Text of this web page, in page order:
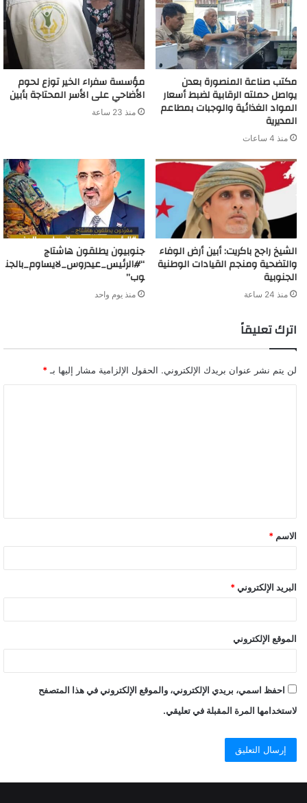
مكتب صناعة المنصورة بعدن
يواصل حملته الرقابية لضبط أسعار
المواد الغذائية والوجبات بمطاعم
المديرية
منذ 4 ساعات
مؤسسة سفراء الخير توزع لحوم
الأضاحي على الأسر المحتاجة بأبين
منذ 23 ساعة
الشيخ راجح باكريت: أبين أرض الوفاء
والتضحية ومنجم القيادات الوطنية
الجنوبية
منذ 24 ساعة
جنوبيون يطلقون هاشتاج
“#الرئيس_عيدروس_لايساوم_بالجن
وب”
منذ يوم واحد
اترك تعليقاً
لن يتم نشر عنوان بريدك الإلكتروني. الحقول الإلزامية مشار إليها بـ *
ق
الاسم *
البريد الإلكتروني *
الموقع الإلكتروني
احفظ اسمي، بريدي الإلكتروني، والموقع الإلكتروني في هذا المتصفح
لاستخدامها المرة المقبلة في تعليقي.